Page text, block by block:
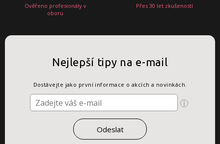
Ověřeno profesionály v
oboru
Přes 30 let zkušeností
Nejlepší tipy na e-mail
Dostávejte jako první informace o akcích a novinkách.